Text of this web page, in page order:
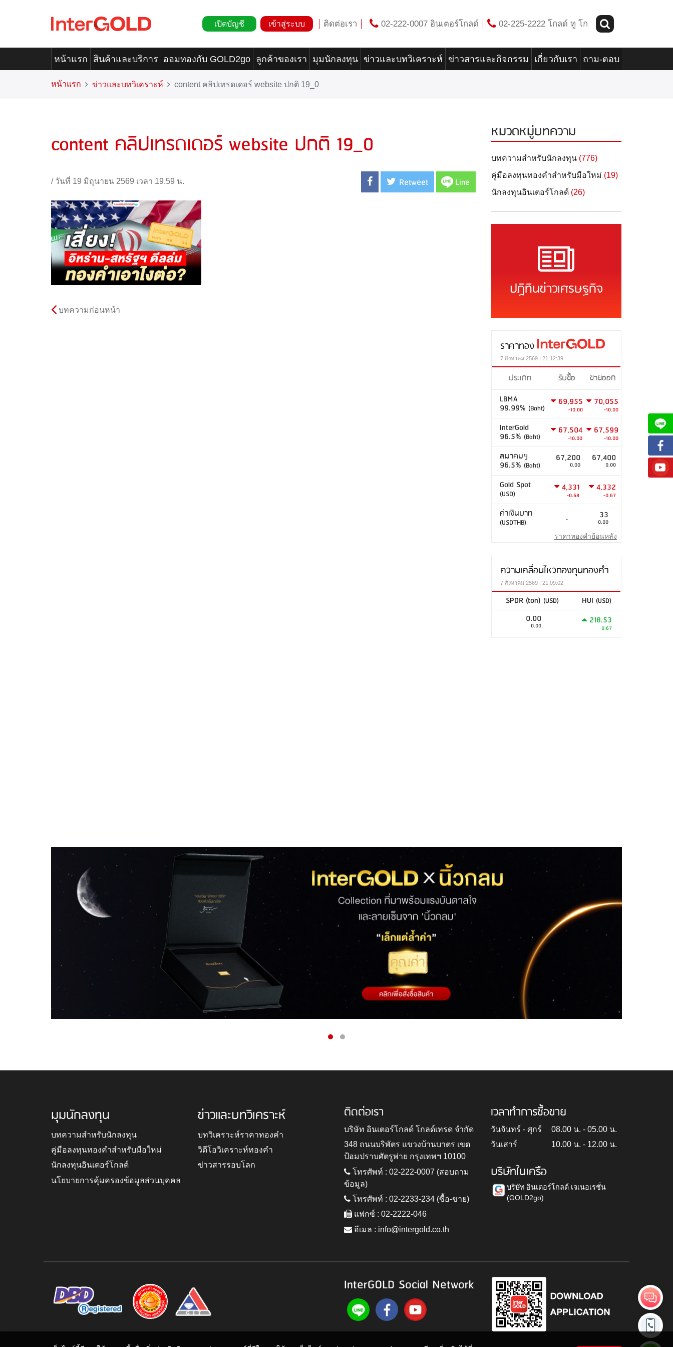
เปิดบัญชี เข้าสู่ระบบ ติดต่อเรา 02-222-0007 อินเตอร์โกลด์ 02-225-2222 โกลด์ ทู โก
หน้าแรก สินค้าและบริการ ออมทองกับ GOLD2go ลูกค้าของเรา มุมนักลงทุน ข่าวและบทวิเคราะห์ ข่าวสารและกิจกรรม เกี่ยวกับเรา ถาม-ตอบ
หน้าแรก ข่าวและบทวิเคราะห์ content คลิปเทรดเดอร์ website ปกติ 19_0
content คลิปเทรดเดอร์ website ปกติ 19_0
/ วันที่ 19 มิถุนายน 2569 เวลา 19.59 น. Retweet Line
บทความก่อนหน้า
หมวดหมู่บทความ
บทความสำหรับนักลงทุน (776)
คู่มือลงทุนทองคำสำหรับมือใหม่ (19)
นักลงทุนอินเตอร์โกลด์ (26)
ปฏิทินข่าวเศรษฐกิจ
ราคาทอง
7 สิงหาคม 2569 | 21:12:39
ประเภท รับซื้อ
ขายออก
LBMA
99.99% (Baht)
69,955
-10.00
70,055
-10.00
InterGold
96.5% (Baht)
67,504
-10.00
67,599
-10.00
สมาคมฯ
96.5% (Baht)
67,200
0.00
67,400
0.00
Gold Spot
(USD)
4,331
-0.68
4,332
-0.67
ค่าเงินบาท
(USDTHB) - 33
0.00
ราคาทองคำย้อนหลัง
ความเคลื่อนไหวกองทุนทองคำ
7 สิงหาคม 2569 | 21:09:02
SPDR (ton) (USD) HUI (USD)
0.00
0.00 218.53
0.67
มุมนักลงทุน
บทความสำหรับนักลงทุน
คู่มือลงทุนทองคำสำหรับมือใหม่
นักลงทุนอินเตอร์โกลด์
นโยบายการคุ้มครองข้อมูลส่วนบุคคล
ข่าวและบทวิเคราะห์
บทวิเคราะห์ราคาทองคำ
วิดีโอวิเคราะห์ทองคำ
ข่าวสารรอบโลก
ติดต่อเรา
บริษัท อินเตอร์โกลด์ โกลด์เทรด จำกัด
348 ถนนบริพัตร แขวงบ้านบาตร เขต
ป้อมปราบศัตรูพ่าย กรุงเทพฯ 10100
โทรศัพท์ : 02-222-0007 (สอบถาม
ข้อมูล)
โทรศัพท์ : 02-2233-234 (ซื้อ-ขาย)
แฟกซ์ : 02-2222-046
อีเมล : info@intergold.co.th
เวลาทำการซื้อขาย
วันจันทร์ - ศุกร์
08.00 น. - 05.00 น.
วันเสาร์
10.00 น. - 12.00 น.
บริษัทในเครือ
บริษัท อินเตอร์โกลด์ เจเนอเรชั่น
(GOLD2go)
InterGOLD Social Network